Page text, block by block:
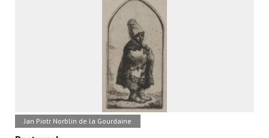
Jan Piotr Norblin de la Gourdaine